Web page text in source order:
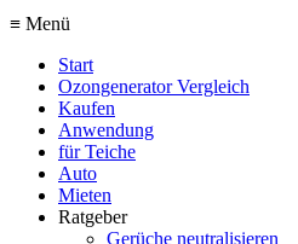
≡ Menü
Start
Ozongenerator Vergleich
Kaufen
Anwendung
für Teiche
Auto
Mieten
Ratgeber
Gerüche neutralisieren